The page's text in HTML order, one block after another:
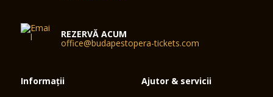
REZERVĂ ACUM
office@budapestopera-tickets.com
Informații Ajutor & servicii